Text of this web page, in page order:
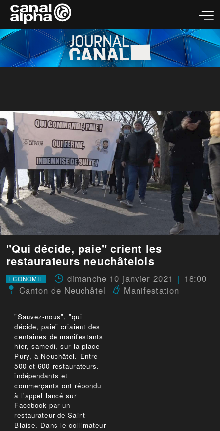
"Qui décide, paie" crient les
restaurateurs neuchâtelois
ECONOMIE dimanche 10 janvier 2021
18:00
Canton de Neuchâtel
Manifestation
"Sauvez-nous", "qui
décide, paie" criaient des
centaines de manifestants
hier, samedi, sur la place
Pury, à Neuchâtel. Entre
500 et 600 restaurateurs,
indépendants et
commerçants ont répondu
à l'appel lancé sur
Facebook par un
restaurateur de Saint-
Blaise. Dans le collimateur